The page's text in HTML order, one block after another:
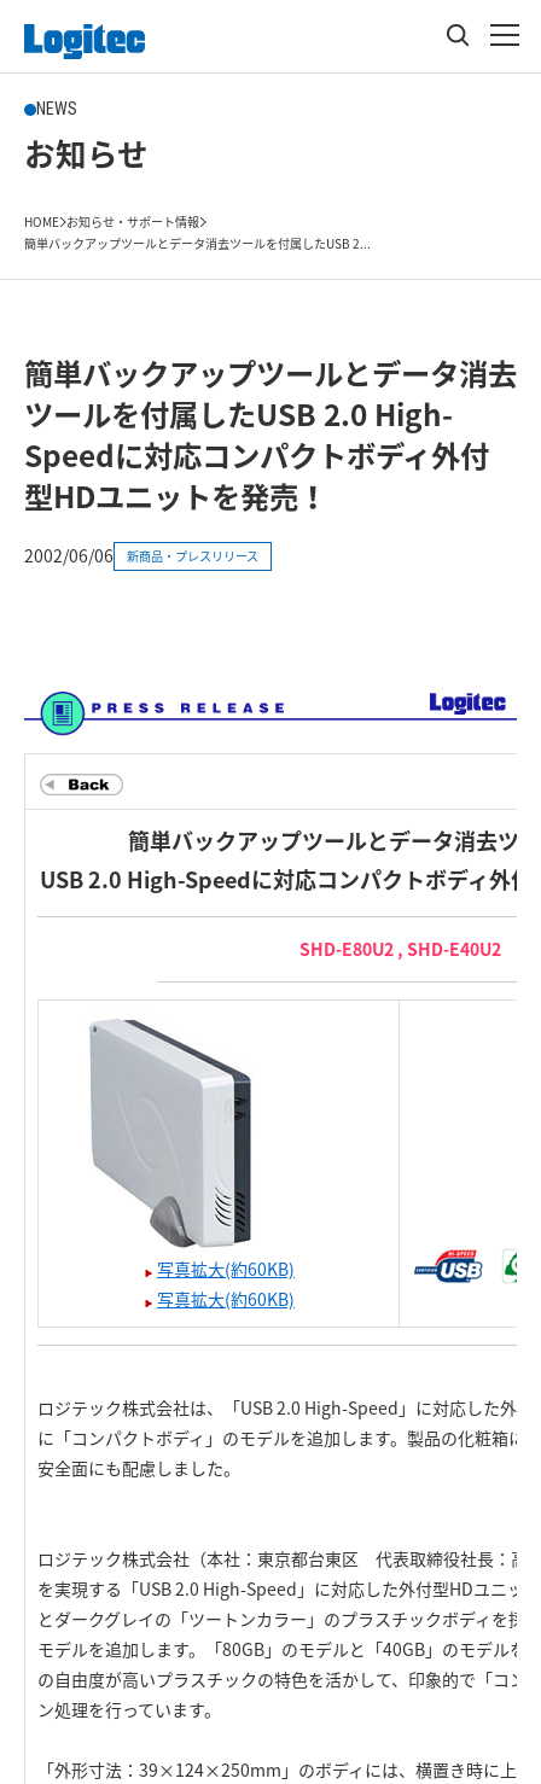
NEWS
お知らせ
HOME お知らせ・サポート情報
簡単バックアップツールとデータ消去ツールを付属したUSB 2...
簡単バックアップツールとデータ消去
ツールを付属したUSB 2.0 High-
Speedに対応コンパクトボディ外付
型HDユニットを発売！
2002/06/06 新商品・プレスリリース
簡単バックアップツールとデータ消去ツ
USB 2.0 High-Speedに対応コンパクトボディ外
SHD-E80U2 , SHD-E40U2
写真拡大(約60KB)
写真拡大(約60KB)
ロジテック株式会社は、「USB 2.0 High-Speed」に対応した外
に「コンパクトボディ」のモデルを追加します。製品の化粧箱に
安全面にも配慮しました。
ロジテック株式会社（本社：東京都台東区 代表取締役社長：高
を実現する「USB 2.0 High-Speed」に対応した外付型HDユニッ
とダークグレイの「ツートンカラー」のプラスチックボディを採
モデルを追加します。「80GB」のモデルと「40GB」のモデルを
の自由度が高いプラスチックの特色を活かして、印象的で「コン
ン処理を行っています。
「外形寸法：39×124×250mm」のボディには、横置き時に上側